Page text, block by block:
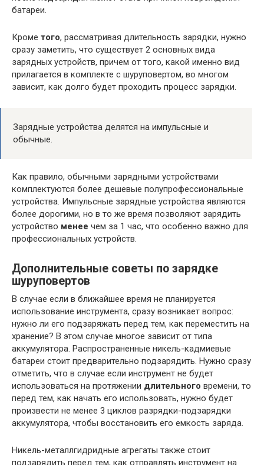
батареи.
Кроме того, рассматривая длительность зарядки, нужно
сразу заметить, что существует 2 основных вида
зарядных устройств, причем от того, какой именно вид
прилагается в комплекте с шуруповертом, во многом
зависит, как долго будет проходить процесс зарядки.
Зарядные устройства делятся на импульсные и
обычные.
Как правило, обычными зарядными устройствами
комплектуются более дешевые полупрофессиональные
устройства. Импульсные зарядные устройства являются
более дорогими, но в то же время позволяют зарядить
устройство менее чем за 1 час, что особенно важно для
профессиональных устройств.
Дополнительные советы по зарядке
шуруповертов
В случае если в ближайшее время не планируется
использование инструмента, сразу возникает вопрос:
нужно ли его подзаряжать перед тем, как переместить на
хранение? В этом случае многое зависит от типа
аккумулятора. Распространенные никель-кадмиевые
батареи стоит предварительно подзарядить. Нужно сразу
отметить, что в случае если инструмент не будет
использоваться на протяжении длительного времени, то
перед тем, как начать его использовать, нужно будет
произвести не менее 3 циклов разрядки-подзарядки
аккумулятора, чтобы восстановить его емкость заряда.
Никель-металлгидридные агрегаты также стоит
подзарядить перед тем, как отправлять инструмент на